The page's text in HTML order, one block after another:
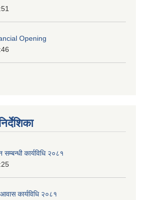
Opening
सम्बन्धी कार्यविधि २०८१
कार्यविधि २०८१